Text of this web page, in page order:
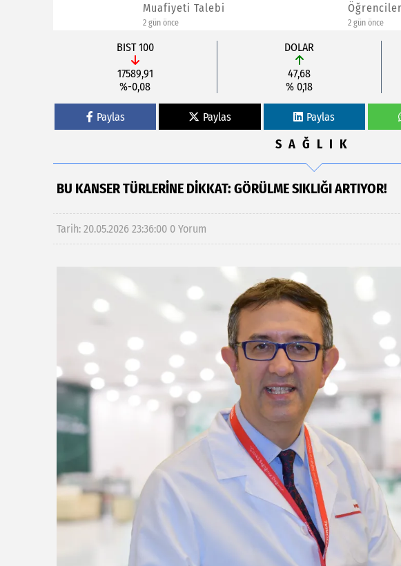
Muafiyeti Talebi
Öğrencilerine Özel
BIST 100
17589,91
%-0,08
DOLAR
47,68
% 0,18
Paylas Paylas Paylas
SAĞLIK
BU KANSER TÜRLERİNE DİKKAT: GÖRÜLME SIKLIĞI ARTIYOR!
Tarih: 20.05.2026 23:36:00 0 Yorum